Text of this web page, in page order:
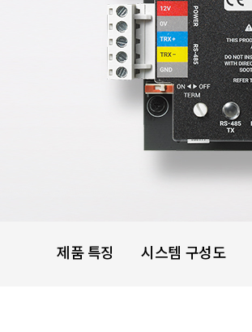
제품 특징 시스템 구성도